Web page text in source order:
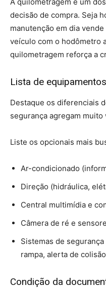
decisão de compra. Seja
manutenção em dia
veículo com o hodômetro
quilometragem reforça a
Lista de
Destaque os diferenciais
segurança agregam
Liste os opcionais mais
Ar-condicionado
Direção (hidráulica,
Central multimídia e
Câmera de ré e
Sistemas de
rampa, alerta de
Condição da